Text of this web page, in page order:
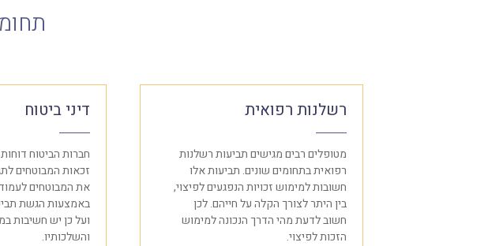
רשלנות רפואית
מטופלים רבים מגישים תביעות רשלנות
רפואית בתחומים שונים. תביעות אלו
חשובות למימוש זכויות הנפגעים לפיצוי,
בין היתר לצורך הקלה על חייהם. לכן
חשוב לדעת מהי הדרך הנכונה למימוש
הזכות לפיצוי.
דיני ביטוח
חברות הביטוח
זכאות המבוטחים
את המבוטחים
באמצעות הגשת
ועל כן יש חשיבות
והשלכותיו.